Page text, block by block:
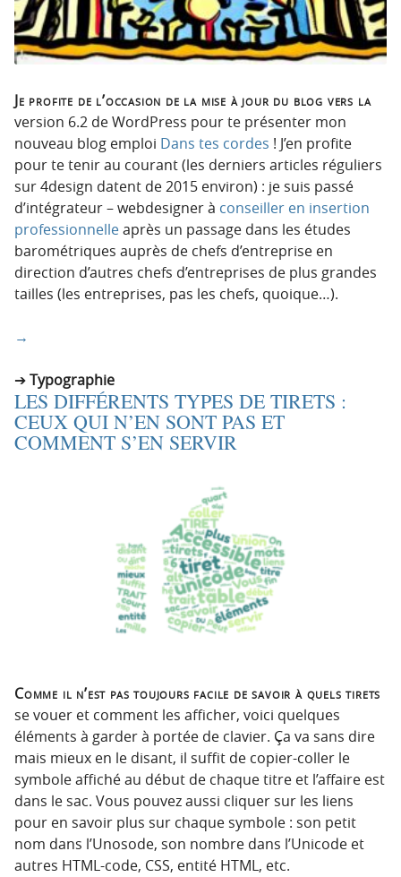
Je profite de l’occasion de la mise à jour du blog vers la
version 6.2 de WordPress pour te présenter mon
nouveau blog emploi Dans tes cordes ! J’en profite
pour te tenir au courant (les derniers articles réguliers
sur 4design datent de 2015 environ) : je suis passé
d’intégrateur – webdesigner à conseiller en insertion
professionnelleaprès un passage dans les études
barométriques auprès de chefs d’entreprise en
direction d’autres chefs d’entreprises de plus grandes
tailles (les entreprises, pas les chefs, quoique…).
→
Typographie
LES DIFFÉRENTS TYPES DE TIRETS :
CEUX QUI N’EN SONT PAS ET
COMMENT S’EN SERVIR
Comme il n’est pas toujours facile de savoir à quels tirets
se vouer et comment les afficher, voici quelques
éléments à garder à portée de clavier. Ça va sans dire
mais mieux en le disant, il suffit de copier-coller le
symbole affiché au début de chaque titre et l’affaire est
dans le sac. Vous pouvez aussi cliquer sur les liens
pour en savoir plus sur chaque symbole : son petit
nom dans l’Unosode, son nombre dans l’Unicode et
autres HTML-code, CSS, entité HTML, etc.